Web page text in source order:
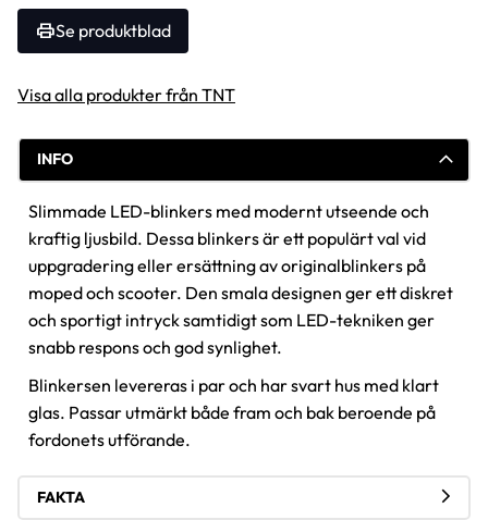
Se produktblad
Visa alla produkter från TNT
INFO
Slimmade LED-blinkers med modernt utseende och
kraftig ljusbild. Dessa blinkers är ett populärt val vid
uppgradering eller ersättning av originalblinkers på
moped och scooter. Den smala designen ger ett diskret
och sportigt intryck samtidigt som LED-tekniken ger
snabb respons och god synlighet.
Blinkersen levereras i par och har svart hus med klart
glas. Passar utmärkt både fram och bak beroende på
fordonets utförande.
FAKTA